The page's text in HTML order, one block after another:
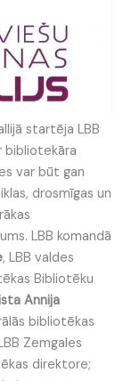
startēja LBB
bibliotekāra
var būt gan
drosmīgas un
LBB komandā
, LBB valdes
Bibliotēku
Annija
bibliotēkas
Zemgales
direktore;